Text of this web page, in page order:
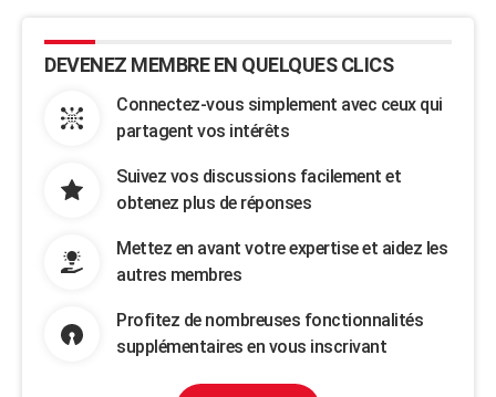
DEVENEZ MEMBRE EN QUELQUES CLICS
Connectez-vous simplement avec ceux qui
partagent vos intérêts
Suivez vos discussions facilement et
obtenez plus de réponses
Mettez en avant votre expertise et aidez les
autres membres
Profitez de nombreuses fonctionnalités
supplémentaires en vous inscrivant